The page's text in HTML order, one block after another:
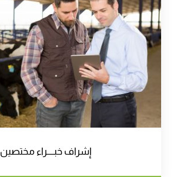
إشراف خبــــراء مختصين